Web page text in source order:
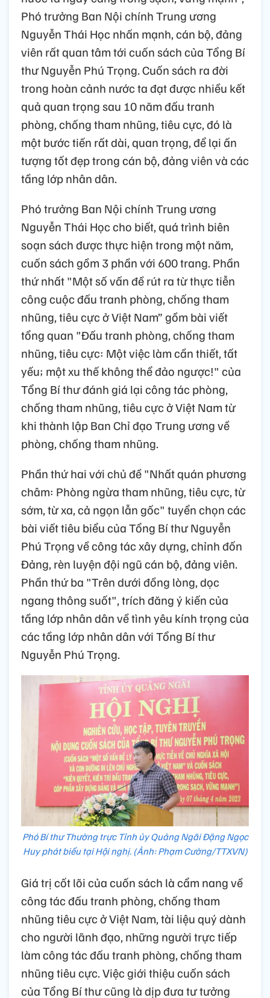
Phó trưởng Ban Nội chính Trung ương
Nguyễn Thái Học nhấn mạnh, cán bộ, đảng
viên rất quan tâm tới cuốn sách của Tổng Bí
thư Nguyễn Phú Trọng. Cuốn sách ra đời
trong hoàn cảnh nước ta đạt được nhiều kết
quả quan trọng sau 10 năm đấu tranh
phòng, chống tham nhũng, tiêu cực, đó là
một bước tiến rất dài, quan trọng, để lại ấn
tượng tốt đẹp trong cán bộ, đảng viên và các
tầng lớp nhân dân.
Phó trưởng Ban Nội chính Trung ương
Nguyễn Thái Học cho biết, quá trình biên
soạn sách được thực hiện trong một năm,
cuốn sách gồm 3 phần với 600 trang. Phần
thứ nhất "Một số vấn đề rút ra từ thực tiễn
công cuộc đấu tranh phòng, chống tham
nhũng, tiêu cực ở Việt Nam” gồm bài viết
tổng quan "Đấu tranh phòng, chống tham
nhũng, tiêu cực: Một việc làm cần thiết, tất
yếu; một xu thế không thể đảo ngược!" của
Tổng Bí thư đánh giá lại công tác phòng,
chống tham nhũng, tiêu cực ở Việt Nam từ
khi thành lập Ban Chỉ đạo Trung ương về
phòng, chống tham nhũng.
Phần thứ hai với chủ đề "Nhất quán phương
châm: Phòng ngừa tham nhũng, tiêu cực, từ
sớm, từ xa, cả ngọn lẫn gốc" tuyển chọn các
bài viết tiêu biểu của Tổng Bí thư Nguyễn
Phú Trọng về công tác xây dựng, chỉnh đốn
Đảng, rèn luyện đội ngũ cán bộ, đảng viên.
Phần thứ ba "Trên dưới đồng lòng, dọc
ngang thông suốt", trích đăng ý kiến của
tầng lớp nhân dân về tình yêu kính trọng của
các tầng lớp nhân dân với Tổng Bí thư
Nguyễn Phú Trọng.
Phó Bí thư Thường trực Tỉnh ủy Quảng Ngãi Đặng Ngọc
Huy phát biểu tại Hội nghị. (Ảnh: Phạm Cường/TTXVN)
Giá trị cốt lõi của cuốn sách là cẩm nang về
công tác đấu tranh phòng, chống tham
nhũng tiêu cực ở Việt Nam, tài liệu quý dành
cho người lãnh đạo, những người trực tiếp
làm công tác đấu tranh phòng, chống tham
nhũng tiêu cực. Việc giới thiệu cuốn sách
của Tổng Bí thư cũng là dịp đưa tư tưởng